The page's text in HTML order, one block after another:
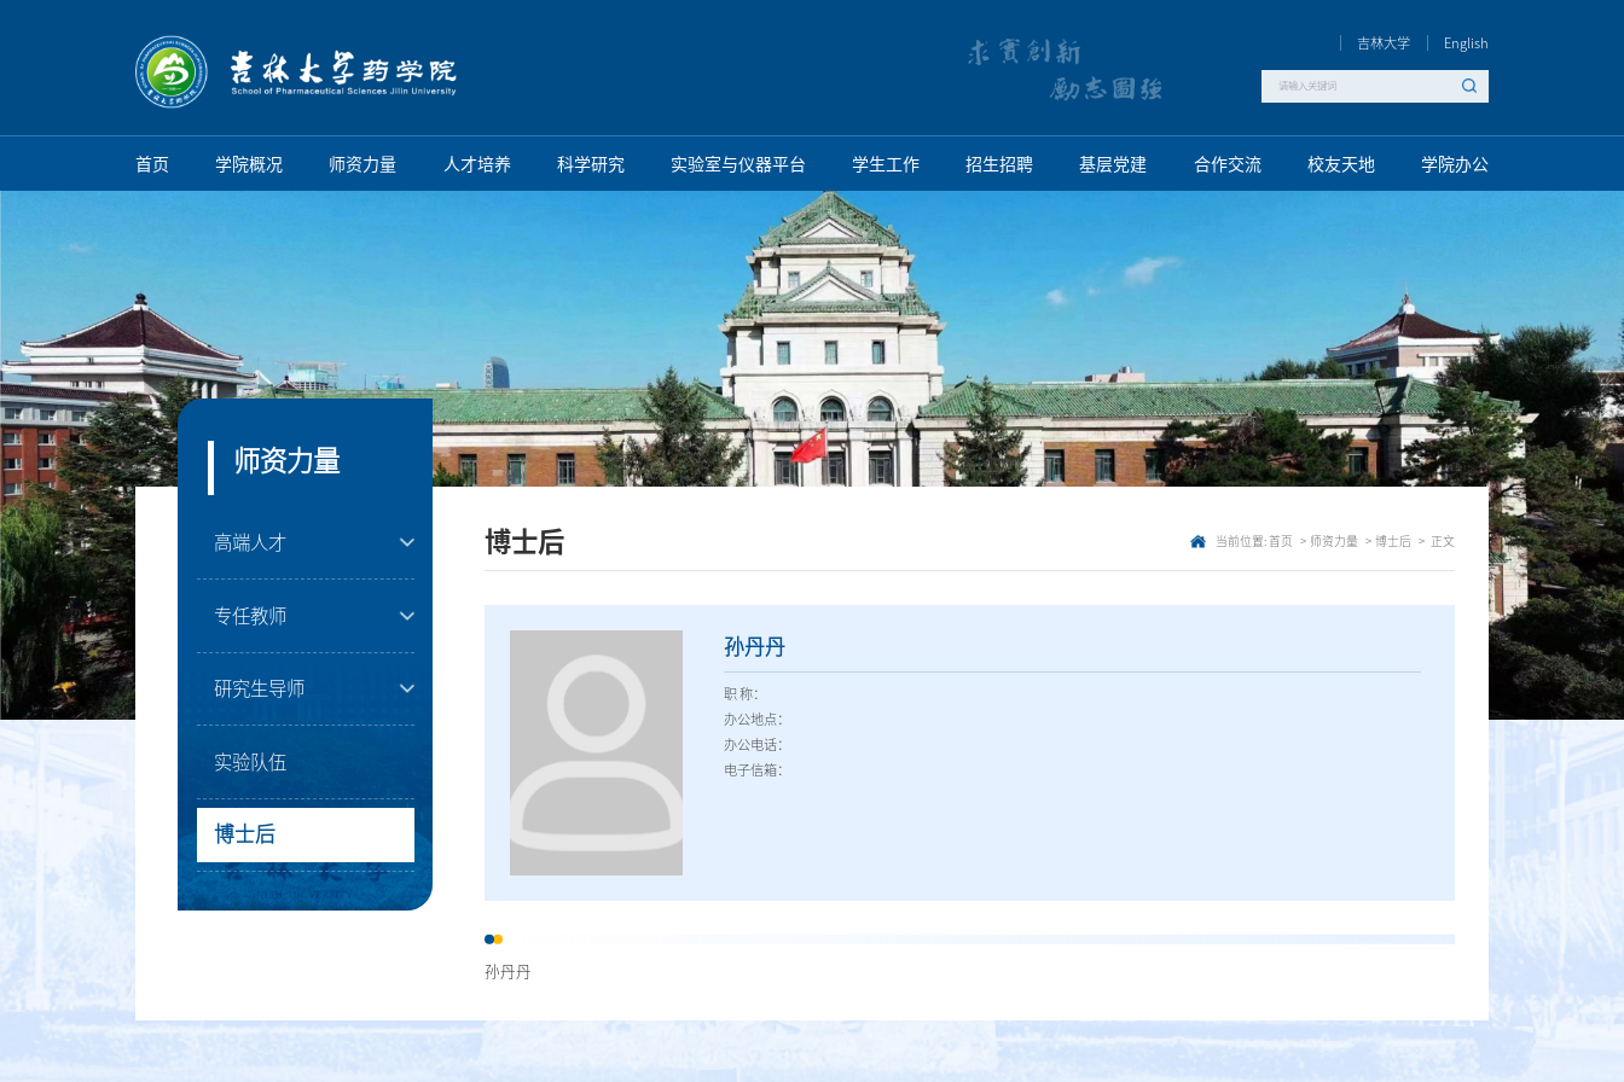
吉林大学 English
首页 学院概况 师资力量 人才培养 科学研究 实验室与仪器平台 学生工作 招生招聘 基层党建 合作交流 校友天地 学院办公
师资力量
高端人才
专任教师
研究生导师
实验队伍
博士后
博士后 当前位置: 首页 师资力量 博士后 正文
孙丹丹
职 称：
办公地点：
办公电话：
电子信箱：
孙丹丹